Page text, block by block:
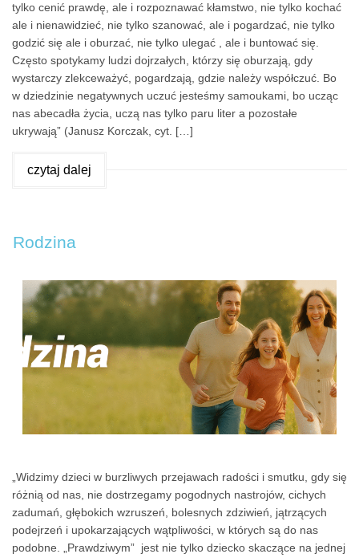
tylko cenić prawdę, ale i rozpoznawać kłamstwo, nie tylko kochać
ale i nienawidzieć, nie tylko szanować, ale i pogardzać, nie tylko
godzić się ale i oburzać, nie tylko ulegać , ale i buntować się.
Często spotykamy ludzi dojrzałych, którzy się oburzają, gdy
wystarczy zlekceważyć, pogardzają, gdzie należy współczuć. Bo
w dziedzinie negatywnych uczuć jesteśmy samoukami, bo ucząc
nas abecadła życia, uczą nas tylko paru liter a pozostałe
ukrywają” (Janusz Korczak, cyt. […]
czytaj dalej
Rodzina
„Widzimy dzieci w burzliwych przejawach radości i smutku, gdy się
różnią od nas, nie dostrzegamy pogodnych nastrojów, cichych
zadumań, głębokich wzruszeń, bolesnych zdziwień, jątrzących
podejrzeń i upokarzających wątpliwości, w których są do nas
podobne. „Prawdziwym” jest nie tylko dziecko skaczące na jednej